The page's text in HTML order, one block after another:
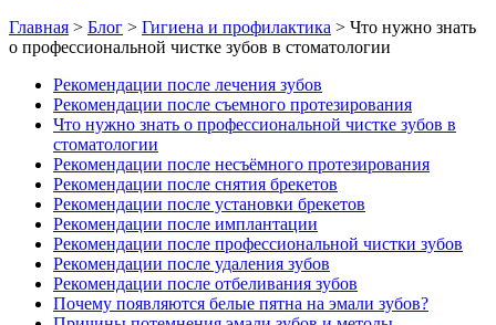
Главная > Блог > Гигиена и профилактика > Что нужно знать
о профессиональной чистке зубов в стоматологии
Рекомендации после лечения зубов
Рекомендации после съемного протезирования
Что нужно знать о профессиональной чистке зубов в
стоматологии
Рекомендации после несъёмного протезирования
Рекомендации после снятия брекетов
Рекомендации после установки брекетов
Рекомендации после имплантации
Рекомендации после профессиональной чистки зубов
Рекомендации после удаления зубов
Рекомендации после отбеливания зубов
Почему появляются белые пятна на эмали зубов?